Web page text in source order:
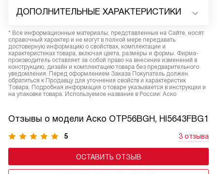
ДОПОЛНИТЕЛЬНЫЕ ХАРАКТЕРИСТИКИ
* Все информационные материалы, представленные на Сайте, носят
справочный характер и не могут в полной мере передавать
достоверную информацию о свойствах, комплектации и
характеристиках товара, включая цвета, размеры и формы. Фирма-
производитель оставляет за собой право на внесение изменений в
конструкцию, дизайн и комплектацию товара без предварительного
уведомления. Перед оформлением Заказа Покупатель должен
обратиться к Продавцу для уточнения свойств и характеристик
Товара. Подробная информация о товаре указывается в инструкции и
на упаковке товара. Используемое название в России: Аско
Отзывы о модели Аско OTP56BGH, HI5643FBG1
5 3 отзыва
ОСТАВИТЬ ОТЗЫВ